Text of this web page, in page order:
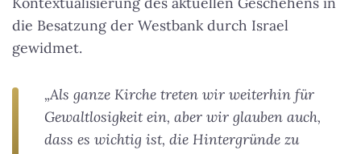
die Besatzung der Westbank durch Israel
gewidmet.
„Als ganze Kirche treten wir weiterhin für
Gewaltlosigkeit ein, aber wir glauben auch,
dass es wichtig ist, die Hintergründe zu